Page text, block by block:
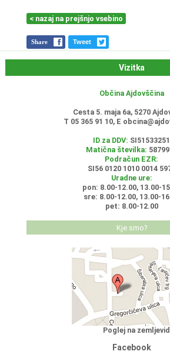
< nazaj na prejšnjo vsebino
Share Tweet
Vizitka
Občina Ajdovščina
Cesta 5. maja 6a, 5270
T 05 365 91 10, E
ID za DDV: SI51533251
Matična številka:
Podračun EZR:
SI56 0120 1010 0014
Uradne ure:
pon: 8.00-12.00, 13.00-
sre: 8.00-12.00, 13.00-
pet: 8.00-12.00
Kje smo?
Poglej na
Facebook